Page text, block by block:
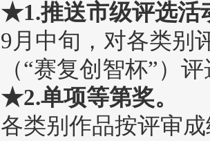
★1.推送市级评选活
9月中旬，对各类别
（“赛复创智杯”）
★2.单项等第奖。
各类别作品按评审